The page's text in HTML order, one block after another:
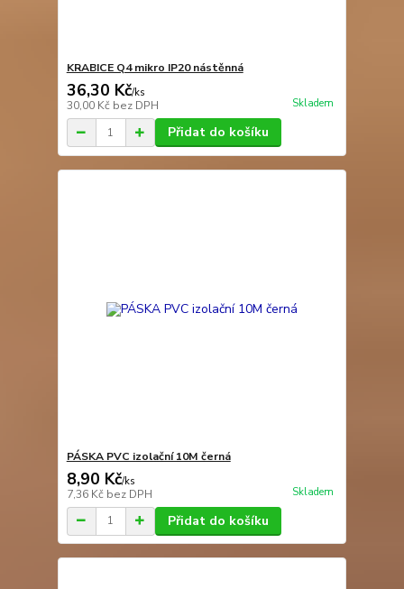
KRABICE Q4 mikro IP20 nástěnná
36,30 Kč/ks
30,00 Kč bez DPH Skladem
Přidat do košíku
PÁSKA PVC izolační 10M černá
8,90 Kč/ks
7,36 Kč bez DPH Skladem
Přidat do košíku